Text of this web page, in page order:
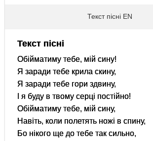
Текст пісні EN
Текст пісні
Обійматиму тебе, мій сину!
Я заради тебе крила скину,
Я заради тебе гори здвину,
І я буду в твому серці постійно!
Обійматиму тебе, мій сину,
Навіть, коли полетять ножі в спину,
Бо нікого ще до тебе так сильно,